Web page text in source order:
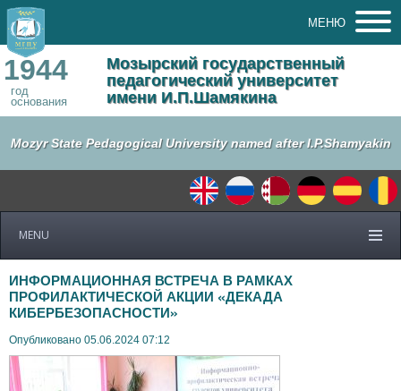
МЕНЮ
1944
год
основания
Мозырский государственный
педагогический университет
имени И.П.Шамякина
Mozyr State Pedagogical University named after I.P.Shamyakin
MENU
ИНФОРМАЦИОННАЯ ВСТРЕЧА В РАМКАХ
ПРОФИЛАКТИЧЕСКОЙ АКЦИИ «ДЕКАДА
КИБЕРБЕЗОПАСНОСТИ»
Опубликовано 05.06.2024 07:12